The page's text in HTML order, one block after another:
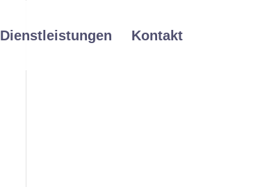
Dienstleistungen Kontakt